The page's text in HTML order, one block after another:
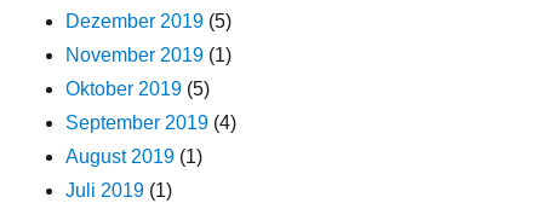
Dezember 2019 (5)
November 2019 (1)
Oktober 2019 (5)
September 2019 (4)
August 2019 (1)
Juli 2019 (1)